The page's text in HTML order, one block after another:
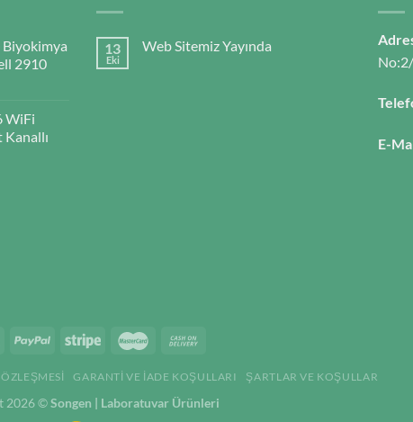
2910
WiFi
Kanallı
13
Eki
Web Sitemiz Yayında
E-
GARANTI VE İADE KOŞULLARI ŞARTLAR VE KOŞULLAR
2026 ©Songen | Laboratuvar Ürünleri